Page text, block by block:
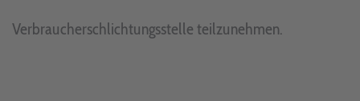
Verbraucherschlichtungsstelle teilzunehmen.